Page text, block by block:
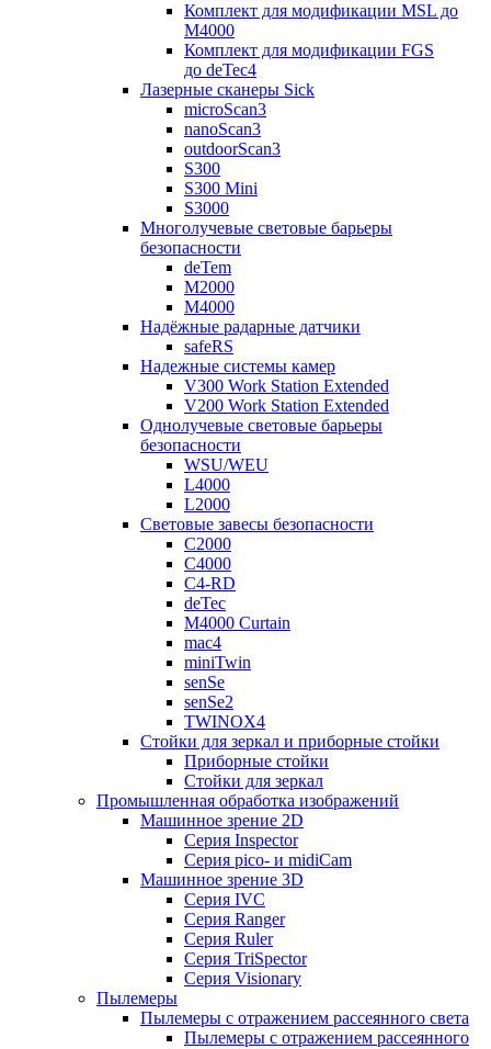
Комплект для модификации MSL до
M4000
Комплект для модификации FGS
до deTec4
Лазерные сканеры Sick
microScan3
nanoScan3
outdoorScan3
S300
S300 Mini
S3000
Многолучевые световые барьеры
безопасности
deTem
M2000
M4000
Надёжные радарные датчики
safeRS
Надежные системы камер
V300 Work Station Extended
V200 Work Station Extended
Однолучевые световые барьеры
безопасности
WSU/WEU
L4000
L2000
Световые завесы безопасности
C2000
C4000
C4-RD
deTec
M4000 Curtain
mac4
miniTwin
senSe
senSe2
TWINOX4
Стойки для зеркал и приборные стойки
Приборные стойки
Стойки для зеркал
Промышленная обработка изображений
Машинное зрение 2D
Серия Inspector
Серия pico- и midiCam
Машинное зрение 3D
Серия IVC
Серия Ranger
Серия Ruler
Серия TriSpector
Серия Visionary
Пылемеры
Пылемеры с отражением рассеянного света
Пылемеры с отражением рассеянного